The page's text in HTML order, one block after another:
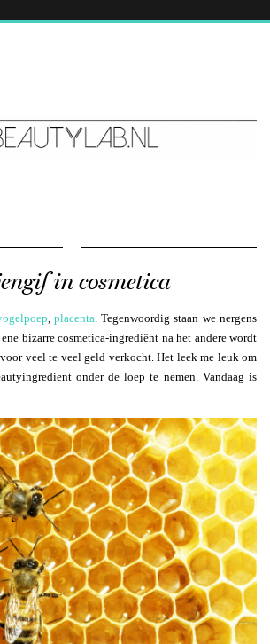
in cosmetica
placenta . Tegenwoordig staan we nergens
bizarre cosmetica-ingrediënt na het andere wordt
veel te veel geld verkocht. Het leek me leuk om
onder de loep te nemen. Vandaag is